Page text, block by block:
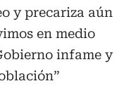
y precariza aún
en medio
infame y